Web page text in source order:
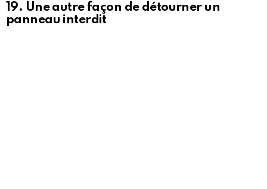
19. Une autre façon de détourner un
panneau interdit